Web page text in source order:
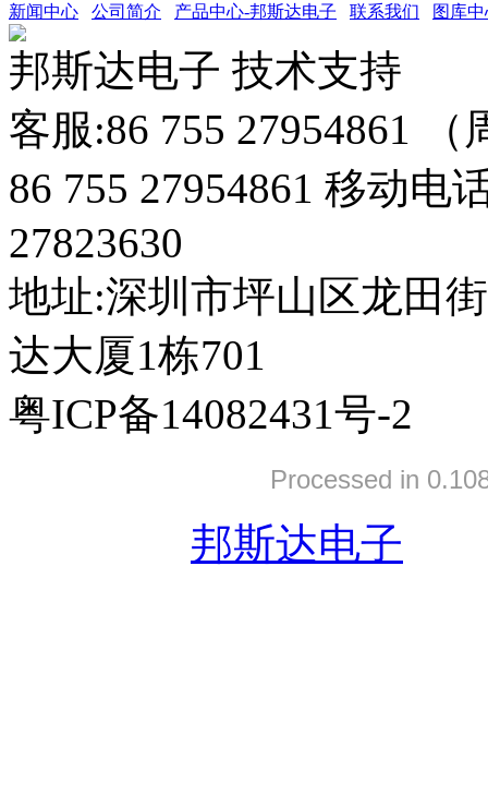
新闻中心 公司简介 产品中心-邦斯达电子 联系我们 图库
邦斯达电子 技术支持
客服:86 755 27954861
86 755 27954861 移动电
27823630
地址:深圳市坪山区龙田
达大厦1栋701
粤ICP备14082431号-2
Processed in
邦斯达电子